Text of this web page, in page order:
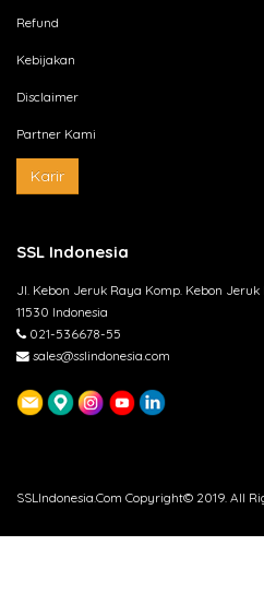
Refund
Kebijakan
Disclaimer
Partner Kami
Karir
SSL Indonesia
Jl. Kebon Jeruk Raya Komp. Kebon Jeruk
11530 Indonesia
021-536678-55
sales@sslindonesia.com
SSLIndonesia.Com Copyright© 2019. All